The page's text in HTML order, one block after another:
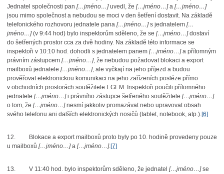
Jednatel společnosti pan […jméno…]uvedl, že […jméno…]a […jméno…]
jsou mimo společnost a nebudou se moci v den šetření dostavit. Na základě
telefonického rozhovoru jednatele pana […jméno…]s jednatelem […
jméno…](v 9:44 hod) bylo inspektorům sděleno, že se […jméno…]dostaví
do šetřených prostor cca za dvě hodiny. Na základě této informace se
inspektoři v 10:10 hod. dohodli s jednatelem panem […jméno…]a přítomným
právním zástupcem […jméno…], že nebudou požadovat blokaci a export
mailboxů jednatele […jméno…], ale vyčkají na jeho příjezd a budou
prověřovat elektronickou komunikaci na jeho zařízeních posléze přímo
v obchodních prostorách soutěžitele EGEM. Inspektoři poučili přítomného
jednatele […jméno…]i právního zástupce šetřeného soutěžitele […jméno…]
o tom, že […jméno…]nesmí jakkoliv promazávat nebo upravovat obsah
svého telefonu ani dalších elektronických nosičů (tablet, notebook, atp.).[6]
12.
Blokace a export mailboxů proto byly po 10. hodině provedeny pouze
u mailboxů […jméno…]a […jméno…].[7]
13. V 11:40 hod. bylo inspektorům sděleno, že jednatel […jméno…]se